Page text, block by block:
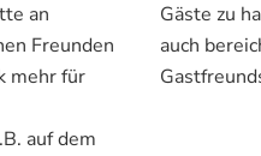
an
Freunden
mehr für
auf dem
Gäste zu
auch